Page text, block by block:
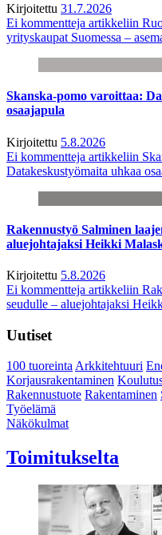
Kirjoitettu 31.7.2026
Ei kommentteja artikkeliin
yrityskaupat Suomessa –
Skanska-pomo varoittaa:
osaajapula
Kirjoitettu 5.8.2026
Ei kommentteja artikkeliin
Datakeskustyömaita uhkaa
Rakennustyö Salminen
aluejohtajaksi Heikki
Kirjoitettu 5.8.2026
Ei kommentteja artikkeliin
seudulle – aluejohtajaksi
Uutiset
100 tuoreintaArkkitehtuuri
Korjausrakentaminen
Rakennustuote Rakentaminen
Työelämä
Näkökulmat
Toimitukselta